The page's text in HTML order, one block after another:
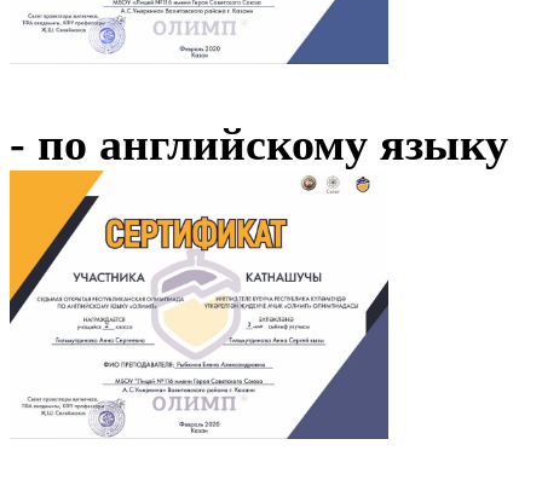
- по английскому языку